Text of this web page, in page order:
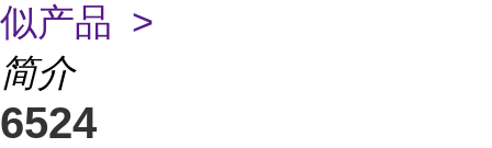
似产品 >
简介
6524